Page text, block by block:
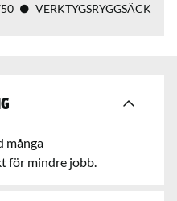
VERKTYGSRYGGSÄCK
många
för mindre jobb.